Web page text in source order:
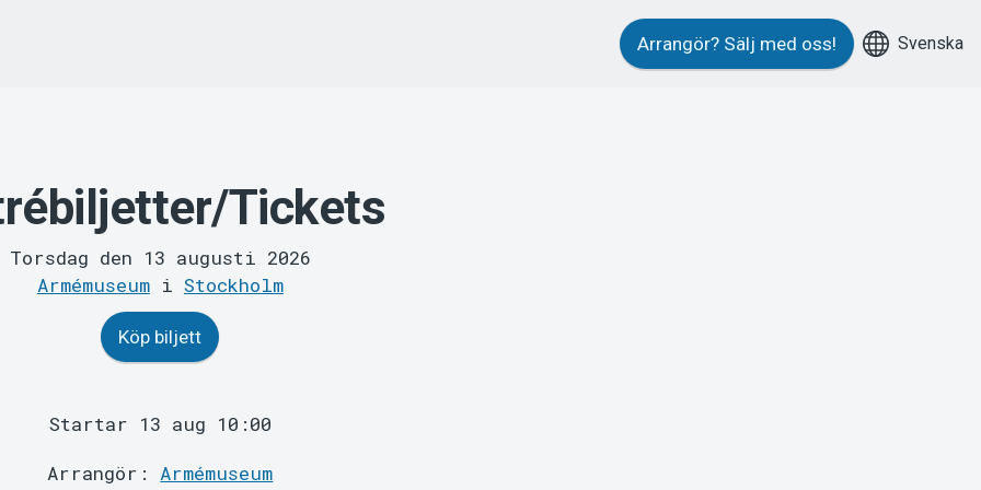
Arrangör? Sälj med oss! Svenska
Tickets
Torsdag den 13 augusti 2026
Armémuseumi Stockholm
Köp biljett
Startar 13 aug 10:00
Arrangör:Armémuseum